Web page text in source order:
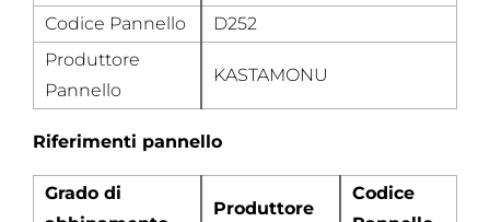
Codice Pannello
D252
Produttore
Pannello
KASTAMONU
Riferimenti pannello
Grado di
Produttore
Codice